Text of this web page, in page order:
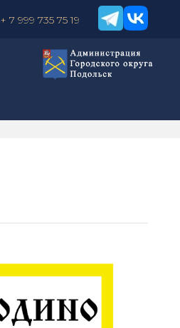
+ 7 999 735 75 19